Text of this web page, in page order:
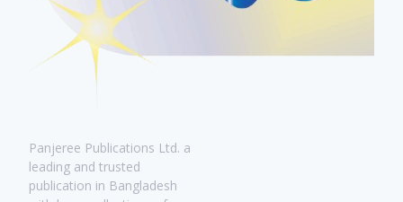
Panjeree Publications Ltd. a
leading and trusted
publication in Bangladesh